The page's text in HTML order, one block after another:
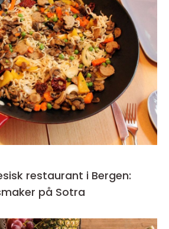
restaurant i Bergen:
på Sotra